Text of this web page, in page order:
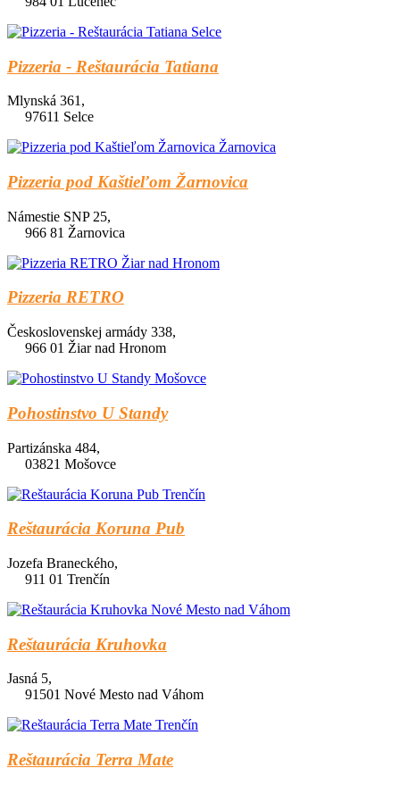
Pizzeria - Reštaurácia Tatiana
Mlynská 361,
97611 Selce
Pizzeria pod Kaštieľom Žarnovica
Námestie SNP 25,
966 81 Žarnovica
Pizzeria RETRO
Československej armády 338,
966 01 Žiar nad Hronom
Pohostinstvo U Standy
Partizánska 484,
03821 Mošovce
Reštaurácia Koruna Pub
Jozefa Braneckého,
911 01 Trenčín
Reštaurácia Kruhovka
Jasná 5,
91501 Nové Mesto nad Váhom
Reštaurácia Terra Mate